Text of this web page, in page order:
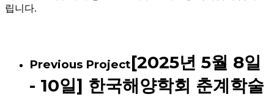
립니다.
Previous Project[2025년 5월 8일
- 10일] 한국해양학회 춘계학술